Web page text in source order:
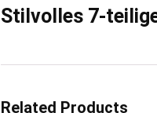
Stilvolles 7-
Related Products